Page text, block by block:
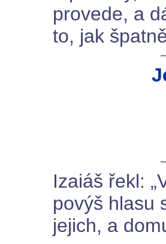
provede, a
to, jak
Izaiáš řekl:
povýš hlasu
jejich, a